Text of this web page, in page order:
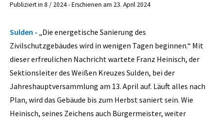
Publiziert in 8 / 2024 - Erschienen am 23. April 2024
Sulden - „Die energetische Sanierung des
Zivilschutzgebäudes wird in wenigen Tagen beginnen.“ Mit
dieser erfreulichen Nachricht wartete Franz Heinisch, der
Sektionsleiter des Weißen Kreuzes Sulden, bei der
Jahreshauptversammlung am 13. April auf. Läuft alles nach
Plan, wird das Gebäude bis zum Herbst saniert sein. Wie
Heinisch, seines Zeichens auch Bürgermeister, weiter